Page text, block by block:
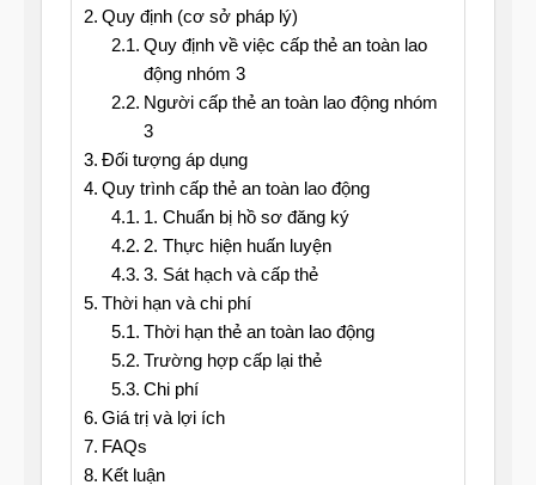
Quy định (cơ sở pháp lý)
Quy định về việc cấp thẻ an toàn lao
động nhóm 3
Người cấp thẻ an toàn lao động nhóm
3
Đối tượng áp dụng
Quy trình cấp thẻ an toàn lao động
1. Chuẩn bị hồ sơ đăng ký
2. Thực hiện huấn luyện
3. Sát hạch và cấp thẻ
Thời hạn và chi phí
Thời hạn thẻ an toàn lao động
Trường hợp cấp lại thẻ
Chi phí
Giá trị và lợi ích
FAQs
Kết luận